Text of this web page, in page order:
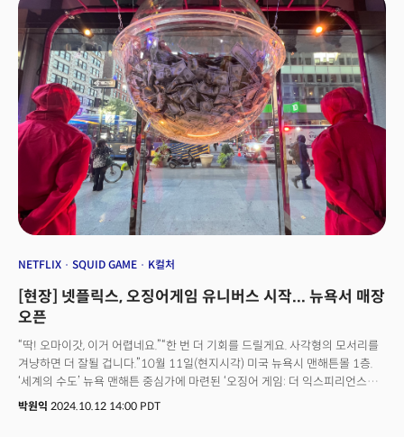
보게 하고, 미국인에게는 자막이 있는 해외 콘텐츠를 보게 한다. 벨라 바자리아
넷플릭스 최고콘텐츠책임자(CCO)는 현장에서 “아주 좋은 콘텐츠를 전 세계
곳곳에서 만들고 현지 시청자를 노린다”면서 “그리고 그걸 모두가 보게 쉽게
하는 것. 이게 우리의 전략”이라고 말했다.
NETFLIX SQUID GAME K컬처
[현장] 넷플릭스, 오징어게임 유니버스 시작... 뉴욕서 매장
오픈
“딱! 오마이갓, 이거 어렵네요.”“한 번 더 기회를 드릴게요. 사각형의 모서리를
겨냥하면 더 잘될 겁니다.”10월 11일(현지시각) 미국 뉴욕시 맨해튼몰 1층.
‘세계의 수도’ 뉴욕 맨해튼 중심가에 마련된 ‘오징어 게임: 더 익스피리언스
(Squid Game: The Experience)’ 행사장에 딱지치기 소리가 울려
박원익 2024.10.12 14:00 PDT